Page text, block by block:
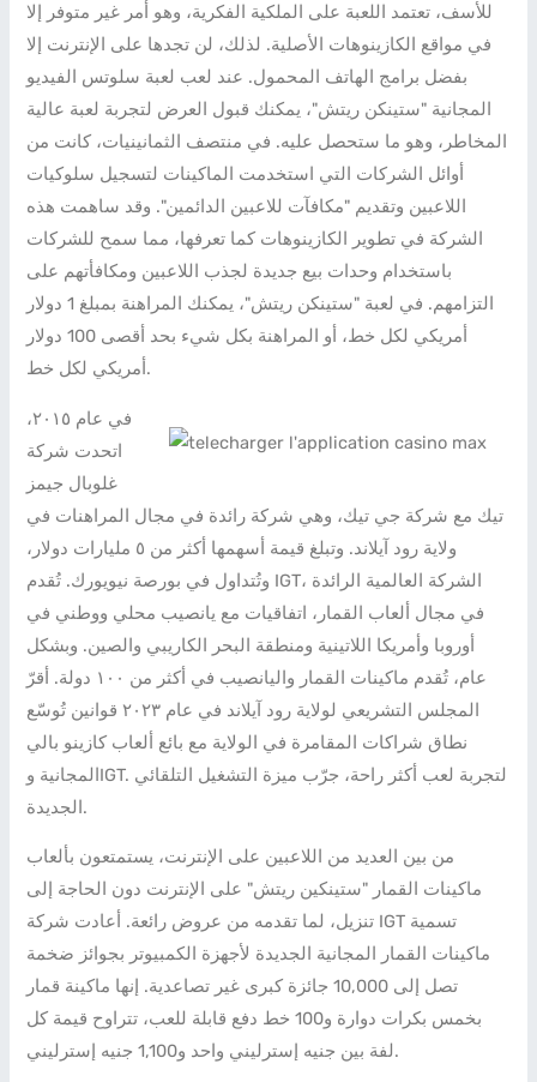
للأسف، تعتمد اللعبة على الملكية الفكرية، وهو أمر غير متوفر إلا
في مواقع الكازينوهات الأصلية. لذلك، لن تجدها على الإنترنت إلا
بفضل برامج الهاتف المحمول. عند لعب لعبة سلوتس الفيديو
المجانية "ستينكن ريتش"، يمكنك قبول العرض لتجربة لعبة عالية
المخاطر، وهو ما ستحصل عليه. في منتصف الثمانينيات، كانت من
أوائل الشركات التي استخدمت الماكينات لتسجيل سلوكيات
اللاعبين وتقديم "مكافآت للاعبين الدائمين". وقد ساهمت هذه
الشركة في تطوير الكازينوهات كما تعرفها، مما سمح للشركات
باستخدام وحدات بيع جديدة لجذب اللاعبين ومكافأتهم على
التزامهم. في لعبة "ستينكن ريتش"، يمكنك المراهنة بمبلغ 1 دولار
أمريكي لكل خط، أو المراهنة بكل شيء بحد أقصى 100 دولار
أمريكي لكل خط.
في عام ٢٠١٥،
اتحدت شركة
غلوبال جيمز
تيك مع شركة جي تيك، وهي شركة رائدة في مجال المراهنات في
ولاية رود آيلاند. وتبلغ قيمة أسهمها أكثر من ٥ مليارات دولار،
وتُتداول في بورصة نيويورك. تُقدم IGT، الشركة العالمية الرائدة
في مجال ألعاب القمار، اتفاقيات مع يانصيب محلي ووطني في
أوروبا وأمريكا اللاتينية ومنطقة البحر الكاريبي والصين. وبشكل
عام، تُقدم ماكينات القمار واليانصيب في أكثر من ١٠٠ دولة. أقرّ
المجلس التشريعي لولاية رود آيلاند في عام ٢٠٢٣ قوانين تُوسّع
نطاق شراكات المقامرة في الولاية مع بائع ألعاب كازينو بالي
المجانية وIGT. لتجربة لعب أكثر راحة، جرّب ميزة التشغيل التلقائي
الجديدة.
من بين العديد من اللاعبين على الإنترنت، يستمتعون بألعاب
ماكينات القمار "ستينكين ريتش" على الإنترنت دون الحاجة إلى
تنزيل، لما تقدمه من عروض رائعة. أعادت شركة IGT تسمية
ماكينات القمار المجانية الجديدة لأجهزة الكمبيوتر بجوائز ضخمة
تصل إلى 10,000 جائزة كبرى غير تصاعدية. إنها ماكينة قمار
بخمس بكرات دوارة و100 خط دفع قابلة للعب، تتراوح قيمة كل
لفة بين جنيه إسترليني واحد و1,100 جنيه إسترليني.